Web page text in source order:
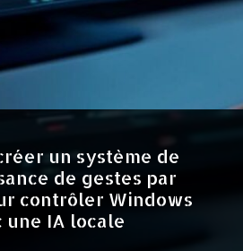
un système de
de gestes par
contrôler Windows
une IA locale